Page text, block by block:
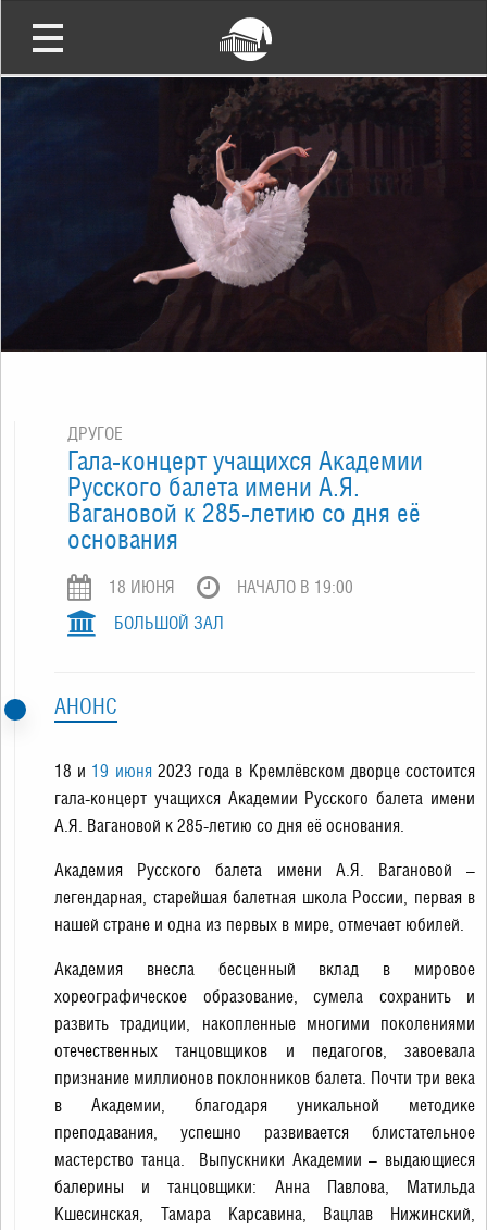
ДРУГОЕ
Гала-концерт учащихся Академии
Русского балета имени А.Я.
Вагановой к 285-летию со дня её
основания
18 ИЮНЯ
НАЧАЛО В 19:00
БОЛЬШОЙ ЗАЛ
АНОНС
18 и 19 июня2023 года в Кремлёвском дворце состоится
гала-концерт учащихся Академии Русского балета имени
А.Я. Вагановой к 285-летию со дня её основания.
Академия Русского балета имени А.Я. Вагановой –
легендарная, старейшая балетная школа России, первая в
нашей стране и одна из первых в мире, отмечает юбилей.
Академия внесла бесценный вклад в мировое
хореографическое образование, сумела сохранить и
развить традиции, накопленные многими поколениями
отечественных танцовщиков и педагогов, завоевала
признание миллионов поклонников балета. Почти три века
в Академии, благодаря уникальной методике
преподавания, успешно развивается блистательное
мастерство танца. Выпускники Академии – выдающиеся
балерины и танцовщики: Анна Павлова, Матильда
Кшесинская, Тамара Карсавина, Вацлав Нижинский,